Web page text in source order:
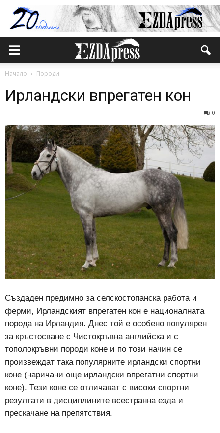
Начало Породи
Ирландски впрегатен кон
0
Създаден предимно за селскостопанска работа и
ферми, Ирландският впрегатен кон е националната
порода на Ирландия. Днес той е особено популярен
за кръстосване с Чистокръвна английска и с
тополокръвни породи коне и по този начин се
произвеждат така популярните ирландски спортни
коне (наричани още ирландски впрегатни спортни
коне). Тези коне се отличават с високи спортни
резултати в дисциплините всестранна езда и
прескачане на препятствия.